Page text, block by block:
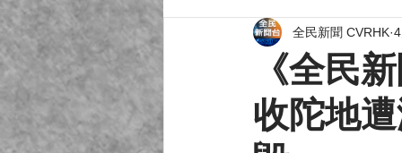
專題 影片
《全民
收陀地
全民新聞 CVRHK